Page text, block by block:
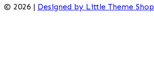
© 2026 | Designed by Little Theme Shop